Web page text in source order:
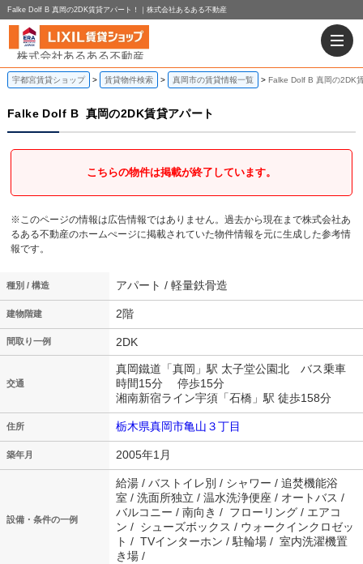
Falke Dolf B 真岡の2DK賃貸アパート！｜株式会社あるある不動産
宇都宮賃貸ショップ 賃貸物件検索 真岡市の賃貸情報一覧 Falke Dolf B 真岡の2DK
Falke Dolf B 真岡の2DK賃貸アパート
こちらの物件は掲載が終了しています。
※このページの情報は広告情報ではありません。過去から現在まで株式会社あ
るある不動産のホームぺージに掲載されていた物件情報を元に生成した参考情
報です。
種別 / 構造 アパート / 軽量鉄骨造
建物階建 2階
間取り一例 2DK
交通
真岡鐵道「真岡」駅 太子堂公園北 バス乗車
時間15分 停歩15分
湘南新宿ライン宇須「石橋」駅 徒歩158分
住所 栃木県真岡市亀山３丁目
築年月 2005年1月
設備・条件の一例
給湯 / バストイレ別 / シャワー / 追焚機能浴
室 / 洗面所独立 / 温水洗浄便座 / オートバス /
バルコニー / 南向き / フローリング / エアコ
ン / シューズボックス / ウォークインクロゼッ
ト / TVインターホン / 駐輪場 / 室内洗濯機置
き場 /